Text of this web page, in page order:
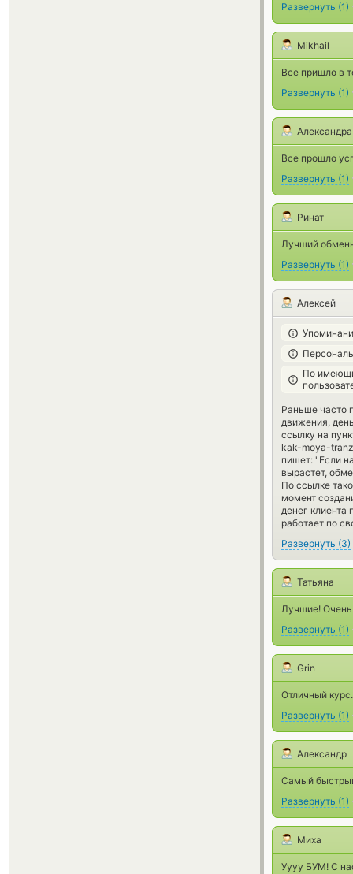
Развернуть (1)
Mikhail
Все пришло в
Развернуть (1)
Александра
Все прошло
Развернуть (1)
Ринат
Лучший
Развернуть (1)
Алексей
По
Раньше часто
движения,
ссылку на
kak-moya-
пишет: "Если
вырастет,
По ссылке
момент
денег клиента
работает по
Развернуть (3)
Татьяна
Лучшие!
Развернуть (1)
Grin
Отличный
Развернуть (1)
Александр
Самый
Развернуть (1)
Миха
Уууу БУМ! С